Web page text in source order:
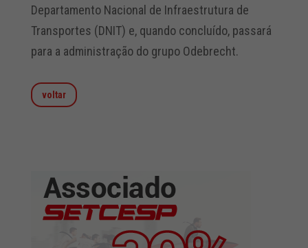
Departamento Nacional de Infraestrutura de
Transportes (DNIT) e, quando concluído, passará
para a administração do grupo Odebrecht.
voltar